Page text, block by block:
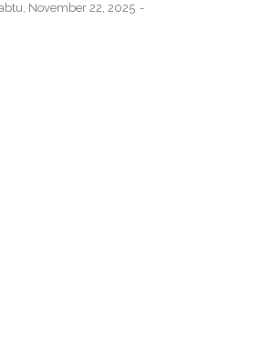
November 22, 2025